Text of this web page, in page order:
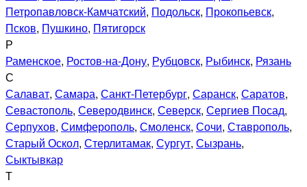
Петропавловск-Камчатский, Подольск, Прокопьевск,
Псков, Пушкино, Пятигорск
Р
Раменское, Ростов-на-Дону, Рубцовск, Рыбинск, Рязань
С
Салават, Самара, Санкт-Петербург, Саранск, Саратов,
Севастополь, Северодвинск, Северск, Сергиев Посад,
Серпухов, Симферополь, Смоленск, Сочи, Ставрополь,
Старый Оскол, Стерлитамак, Сургут, Сызрань,
Сыктывкар
Т